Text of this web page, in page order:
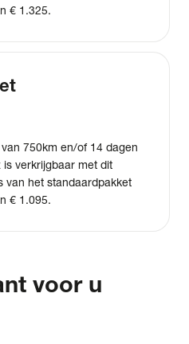
€ 1.325.
750km en/of 14 dagen
verkrijgbaar met dit
van het standaardpakket
€ 1.095.
voor u